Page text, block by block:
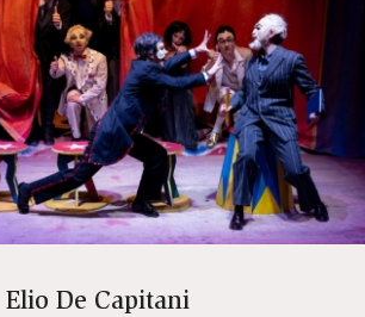
Elio De Capitani